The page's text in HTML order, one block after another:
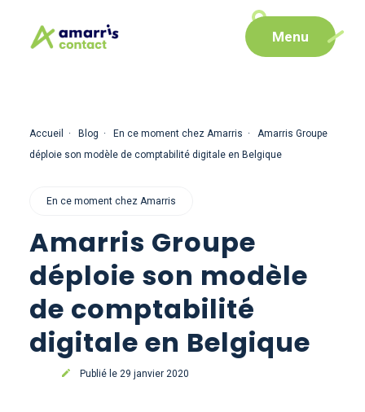
au
contenu
Menu
Accueil Blog En ce moment chez Amarris
Amarris Groupe
déploie son modèle de comptabilité digitale en Belgique
En ce moment chez Amarris
Amarris Groupe
déploie son modèle
de comptabilité
digitale en Belgique
Publié le 29 janvier 2020